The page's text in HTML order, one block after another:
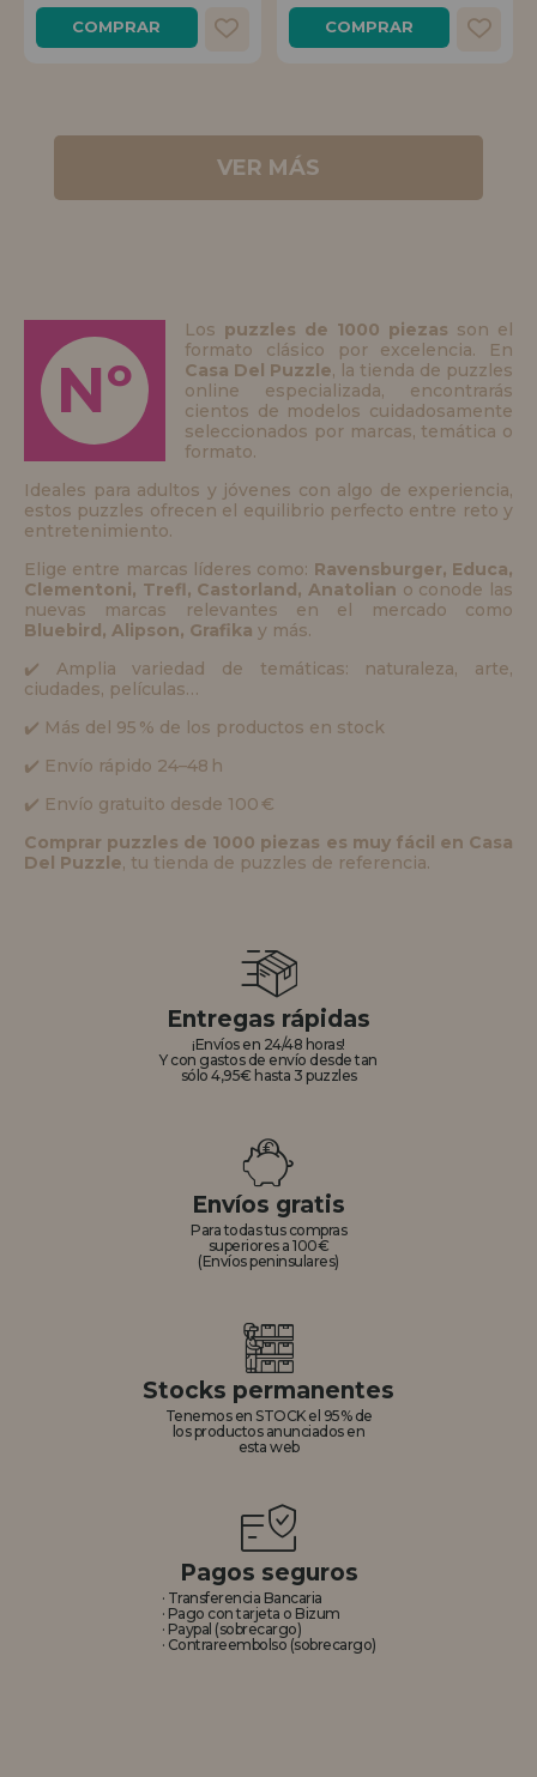
COMPRAR COMPRAR
VER MÁS
Nº
Los puzzles de 1000 piezas son el
formato clásico por excelencia. En
Casa Del Puzzle, la tienda de puzzles
online especializada, encontrarás
cientos de modelos cuidadosamente
seleccionados por marcas, temática o
formato.
Ideales para adultos y jóvenes con algo de experiencia,
estos puzzles ofrecen el equilibrio perfecto entre reto y
entretenimiento.
Elige entre marcas líderes como: Ravensburger, Educa,
Clementoni, Trefl, Castorland, Anatolian o conode las
nuevas marcas relevantes en el mercado como
Bluebird, Alipson, Grafika y más.
✔️ Amplia variedad de temáticas: naturaleza, arte,
ciudades, películas…
✔️ Más del 95 % de los productos en stock
✔️ Envío rápido 24–48 h
✔️ Envío gratuito desde 100 €
Comprar puzzles de 1000 piezas es muy fácil en Casa
Del Puzzle, tu tienda de puzzles de referencia.
Entregas rápidas
¡Envíos en 24/48 horas!
Y con gastos de envío desde tan
sólo 4,95€ hasta 3 puzzles
Envíos gratis
Para todas tus compras
superiores a 100€
(Envíos peninsulares)
Stocks permanentes
Tenemos en STOCK el 95% de
los productos anunciados en
esta web
Pagos seguros
· Transferencia Bancaria
· Pago con tarjeta o Bizum
· Paypal (sobrecargo)
· Contrareembolso (sobrecargo)